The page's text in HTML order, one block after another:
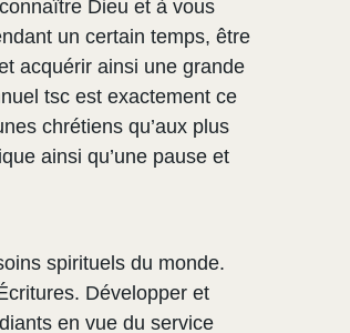
Dieu et à vous
un certain temps, être
acquérir ainsi une grande
tsc est exactement ce
chrétiens qu’aux plus
ainsi qu’une pause et
spirituels du monde.
Développer et
en vue du service